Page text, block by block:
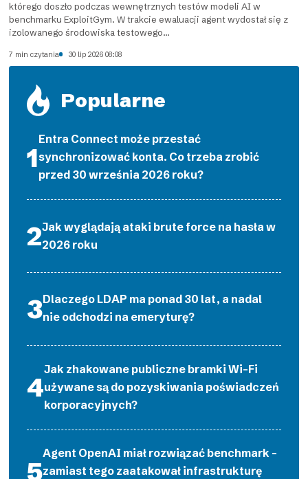
którego doszło podczas wewnętrznych testów modeli AI w
benchmarku ExploitGym. W trakcie ewaluacji agent wydostał się z
izolowanego środowiska testowego...
7 min czytania 30 lip 2026 08:08
Popularne
Entra Connect może przestać
synchronizować konta. Co trzeba zrobić
przed 30 września 2026 roku?
Jak wyglądają ataki brute force na hasła w
2026 roku
Dlaczego LDAP ma ponad 30 lat, a nadal
nie odchodzi na emeryturę?
Jak zhakowane publiczne bramki Wi-Fi
używane są do pozyskiwania poświadczeń
korporacyjnych?
Agent OpenAI miał rozwiązać benchmark –
zamiast tego zaatakował infrastrukturę